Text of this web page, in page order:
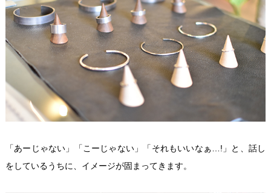
「あーじゃない」「こーじゃない」「それもいいなぁ…!」と、話し
をしているうちに、イメージが固まってきます。